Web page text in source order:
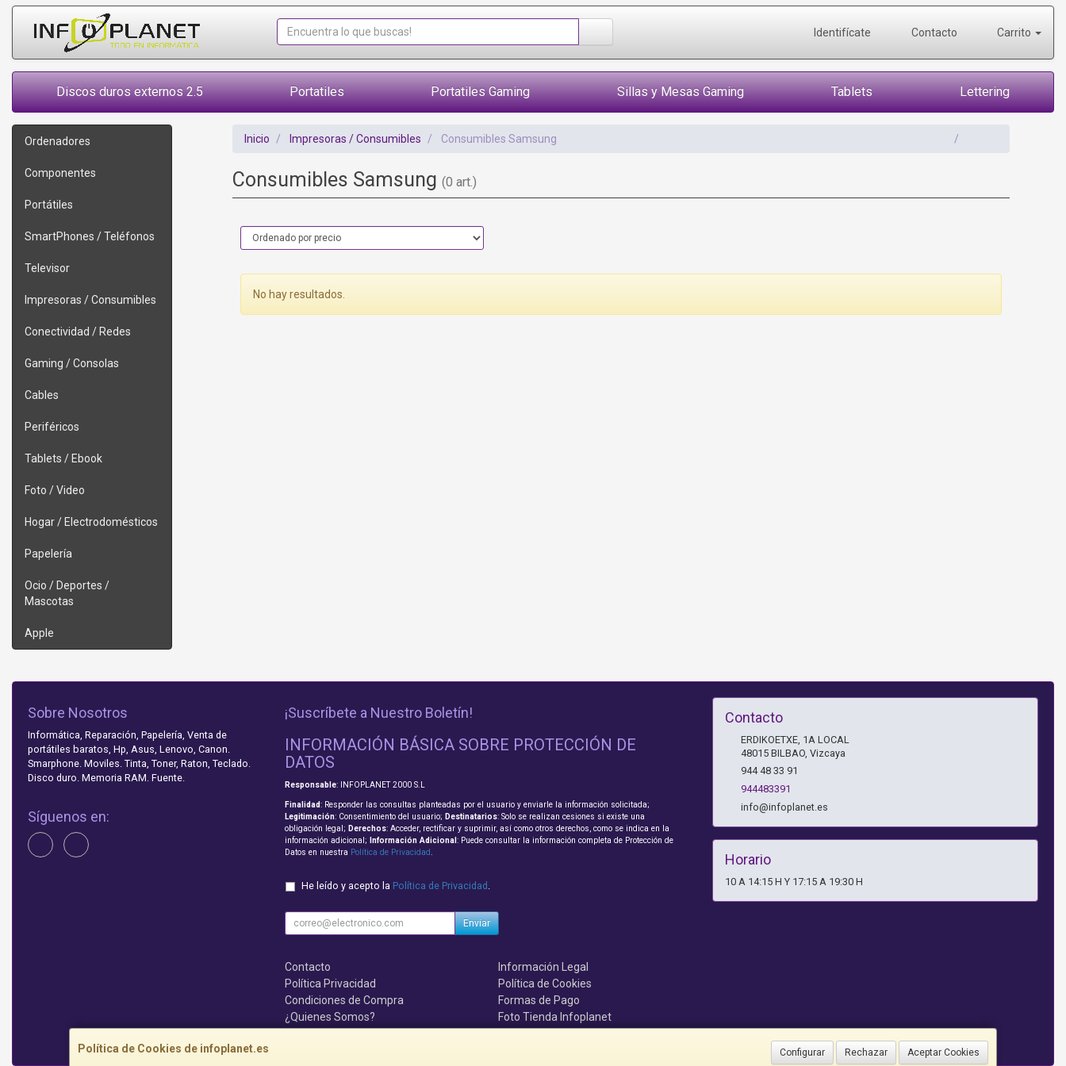
Identifícate Contacto Carrito
Discos duros externos 2.5 Portatiles Portatiles Gaming Sillas y Mesas Gaming Tablets Lettering
Ordenadores
Componentes
Portátiles
SmartPhones / Teléfonos
Televisor
Impresoras / Consumibles
Conectividad / Redes
Gaming / Consolas
Cables
Periféricos
Tablets / Ebook
Foto / Video
Hogar / Electrodomésticos
Papelería
Ocio / Deportes /
Mascotas
Apple
Inicio Impresoras / Consumibles Consumibles Samsung
Consumibles Samsung (0 art.)
No hay resultados.
Política de Cookies de infoplanet.es Configurar Rechazar Aceptar Cookies
Sobre Nosotros
Informática, Reparación, Papelería, Venta de
portátiles baratos, Hp, Asus, Lenovo, Canon.
Smarphone. Moviles. Tinta, Toner, Raton, Teclado.
Disco duro. Memoria RAM. Fuente.
Síguenos en:
¡Suscríbete a Nuestro Boletín!
INFORMACIÓN BÁSICA SOBRE PROTECCIÓN DE
DATOS
Responsable: INFOPLANET 2000 S.L
Finalidad: Responder las consultas planteadas por el usuario y enviarle la información solicitada;
Legitimación: Consentimiento del usuario; Destinatarios: Solo se realizan cesiones si existe una
obligación legal; Derechos: Acceder, rectificar y suprimir, así como otros derechos, como se indica en la
información adicional;
Información Adicional : Puede consultar la información completa de Protección de
Datos en nuestra Política de Privacidad
He leído y acepto la Política de Privacidad .
Enviar
Contacto
Información Legal
Política Privacidad
Política de Cookies
Condiciones de Compra
Formas de Pago
¿Quienes Somos?
Foto Tienda Infoplanet
Contacto
ERDIKOETXE, 1A LOCAL
48015 BILBAO, Vizcaya
944 48 33 91
944483391
info@infoplanet.es
Horario
10 A 14:15 H Y 17:15 A 19:30 H